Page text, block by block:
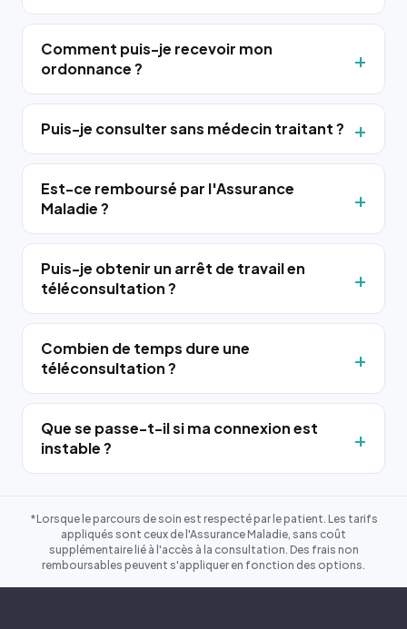
Comment puis-je recevoir mon
ordonnance ?
Puis-je consulter sans médecin traitant ?
Est-ce remboursé par l'Assurance
Maladie ?
Puis-je obtenir un arrêt de travail en
téléconsultation ?
Combien de temps dure une
téléconsultation ?
Que se passe-t-il si ma connexion est
instable ?
*Lorsque le parcours de soin est respecté par le patient. Les tarifs
appliqués sont ceux de l'Assurance Maladie, sans coût
supplémentaire lié à l'accès à la consultation. Des frais non
remboursables peuvent s'appliquer en fonction des options.